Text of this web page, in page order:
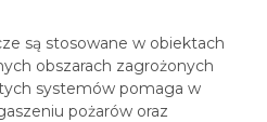
są stosowane w obiektach
obszarach zagrożonych
systemów pomaga w
pożarów oraz